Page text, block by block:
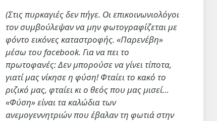
(Στις πυρκαγιές δεν πήγε. Οι επικοινωνιολόγοι
τον συμβούλεψαν να μην φωτογραφίζεται με
φόντο εικόνες καταστροφής. «Παρενέβη»
μέσω του facebook. Για να πει το
πρωτοφανές: Δεν μπορούσε να γίνει τίποτα,
γιατί μας νίκησε η φύση! Φταίει το κακό το
ριζικό μας, φταίει κι ο θεός που μας μισεί…
«Φύση» είναι τα καλώδια των
ανεμογεννητριών που έβαλαν τη φωτιά στην